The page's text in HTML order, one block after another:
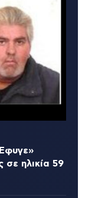
ηλικία 59